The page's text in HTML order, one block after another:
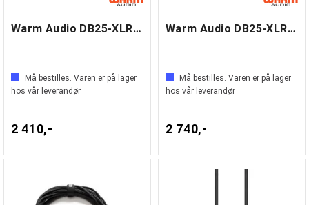
Warm Audio DB25-XLRm 3m
Må bestilles. Varen er på lager
hos vår leverandør
2 410,-
Warm Audio DB25-XLRm 6m
Må bestilles. Varen er på lager
hos vår leverandør
2 740,-